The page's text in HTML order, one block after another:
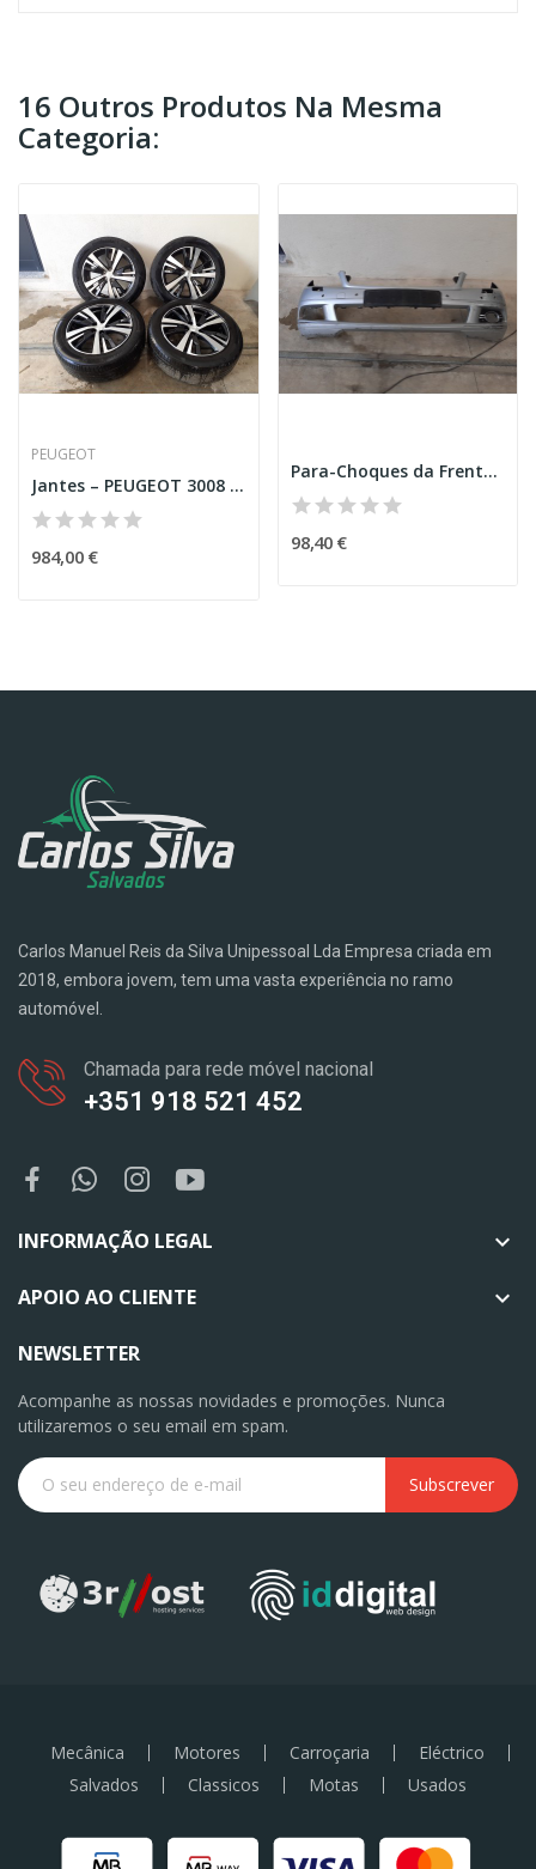
16 Outros Produtos Na Mesma
Categoria:
PEUGEOT
Jantes – PEUGEOT 3008 SUV (M_)
984,00 €
Para-Choques da Frente – MERCEDES-BENZ C-CLASS...
98,40 €
Carlos Manuel Reis da Silva Unipessoal Lda Empresa criada em
2018, embora jovem, tem uma vasta experiência no ramo
automóvel.
Chamada para rede móvel nacional
+351 918 521 452
INFORMAÇÃO LEGAL 
APOIO AO CLIENTE 
NEWSLETTER
Acompanhe as nossas novidades e promoções. Nunca
utilizaremos o seu email em spam.
Subscrever
Mecânica Motores Carroçaria
Eléctrico
Salvados
Classicos Motas Usados